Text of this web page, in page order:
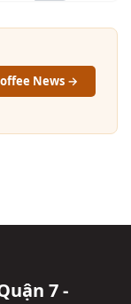
News →
7 -